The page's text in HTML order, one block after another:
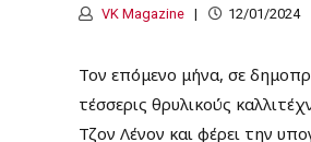
VK Magazine 12/01/2024
Τον επόμενο μήνα, σε
τέσσερις θρυλικούς
Τζον Λένον και φέρει την